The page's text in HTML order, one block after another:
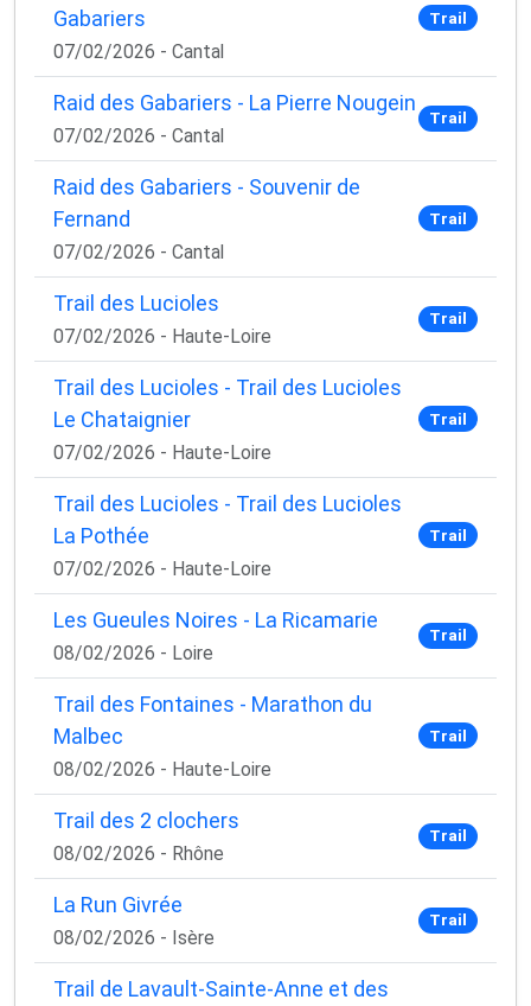
Gabariers
07/02/2026 - Cantal
Trail
Raid des Gabariers - La Pierre Nougein
07/02/2026 - Cantal
Trail
Raid des Gabariers - Souvenir de
Fernand
07/02/2026 - Cantal
Trail
Trail des Lucioles
07/02/2026 - Haute-Loire
Trail
Trail des Lucioles - Trail des Lucioles
Le Chataignier
07/02/2026 - Haute-Loire
Trail
Trail des Lucioles - Trail des Lucioles
La Pothée
07/02/2026 - Haute-Loire
Trail
Les Gueules Noires - La Ricamarie
08/02/2026 - Loire
Trail
Trail des Fontaines - Marathon du
Malbec
08/02/2026 - Haute-Loire
Trail
Trail des 2 clochers
08/02/2026 - Rhône
Trail
La Run Givrée
08/02/2026 - Isère
Trail
Trail de Lavault-Sainte-Anne et des